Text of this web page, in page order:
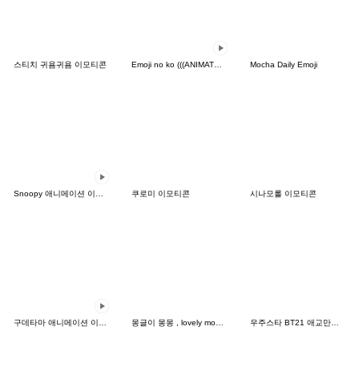
스티치 귀욤귀욤 이모티콘 Mocha Daily Emoji
쿠로미 이모티콘 시나모롤 이모티콘
구데타마 애니메이션 이모티콘 몽글이 몽몽 , lovely mongmong emoji 우주스타 BT21 애교만렙 이모티콘